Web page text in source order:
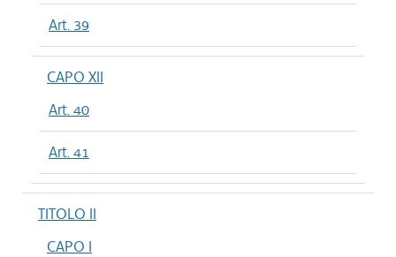
Art. 39
CAPO XII
Art. 40
Art. 41
TITOLO II
CAPO I